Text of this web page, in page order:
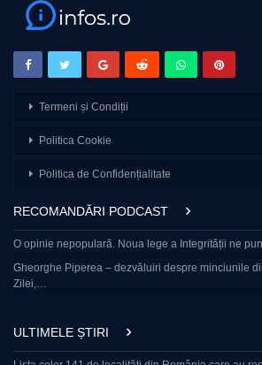
Termeni și Condiții
Politica Cookie
Politica de Confidențialitate
RECOMANDĂRI PODCAST
O opinie nepopulară. Noua lege a Integrității ne
Gheorghe Piperea – dezvăluiri despre minciunile
Zilei,…
ULTIMELE ȘTIRI